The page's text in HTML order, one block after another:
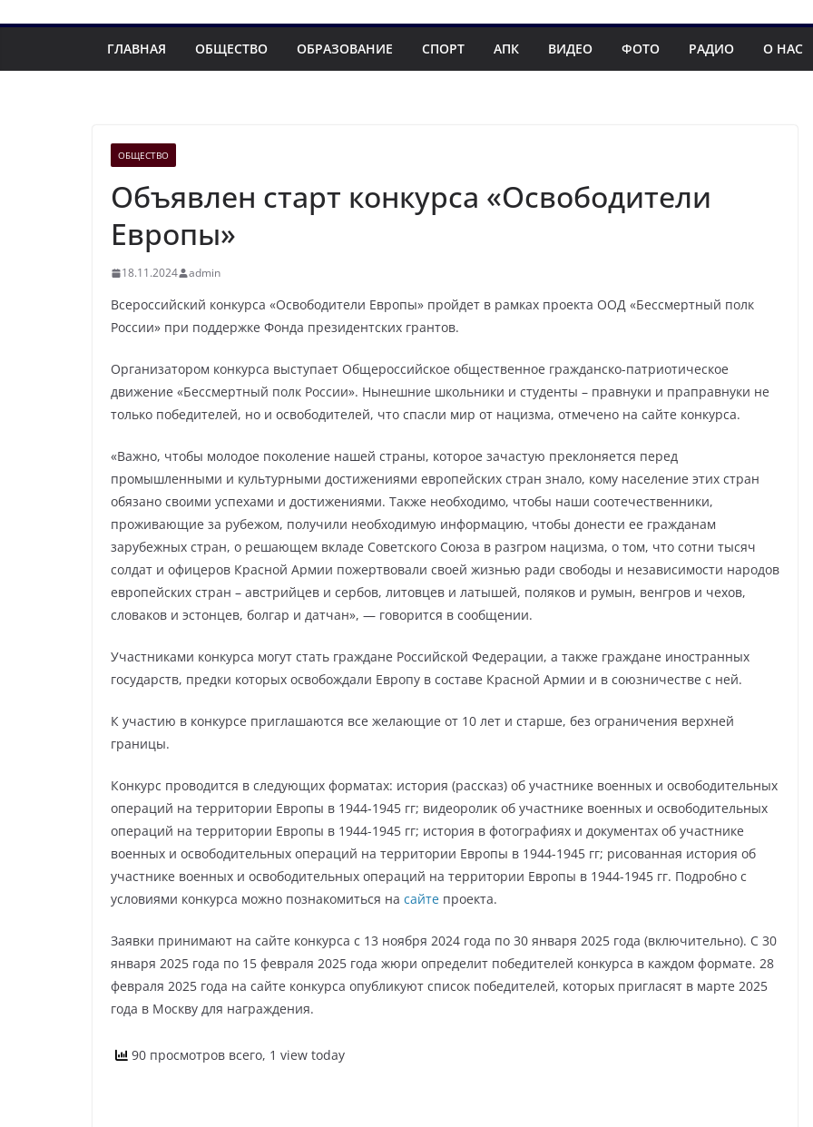
ГЛАВНАЯ ОБЩЕСТВО ОБРАЗОВАНИЕ СПОРТ АПК ВИДЕО ФОТО РАДИО О НАС
ОБЩЕСТВО
Объявлен старт конкурса «Освободители
Европы»
18.11.2024 admin
Всероссийский конкурса «Освободители Европы» пройдет в рамках проекта ООД «Бессмертный полк
России» при поддержке Фонда президентских грантов.
Организатором конкурса выступает Общероссийское общественное гражданско-патриотическое
движение «Бессмертный полк России». Нынешние школьники и студенты – правнуки и праправнуки не
только победителей, но и освободителей, что спасли мир от нацизма, отмечено на сайте конкурса.
«Важно, чтобы молодое поколение нашей страны, которое зачастую преклоняется перед
промышленными и культурными достижениями европейских стран знало, кому население этих стран
обязано своими успехами и достижениями. Также необходимо, чтобы наши соотечественники,
проживающие за рубежом, получили необходимую информацию, чтобы донести ее гражданам
зарубежных стран, о решающем вкладе Советского Союза в разгром нацизма, о том, что сотни тысяч
солдат и офицеров Красной Армии пожертвовали своей жизнью ради свободы и независимости народов
европейских стран – австрийцев и сербов, литовцев и латышей, поляков и румын, венгров и чехов,
словаков и эстонцев, болгар и датчан», — говорится в сообщении.
Участниками конкурса могут стать граждане Российской Федерации, а также граждане иностранных
государств, предки которых освобождали Европу в составе Красной Армии и в союзничестве с ней.
К участию в конкурсе приглашаются все желающие от 10 лет и старше, без ограничения верхней
границы.
Конкурс проводится в следующих форматах: история (рассказ) об участнике военных и освободительных
операций на территории Европы в 1944-1945 гг; видеоролик об участнике военных и освободительных
операций на территории Европы в 1944-1945 гг; история в фотографиях и документах об участнике
военных и освободительных операций на территории Европы в 1944-1945 гг; рисованная история об
участнике военных и освободительных операций на территории Европы в 1944-1945 гг. Подробно с
условиями конкурса можно познакомиться на сайте проекта.
Заявки принимают на сайте конкурса с 13 ноября 2024 года по 30 января 2025 года (включительно). С 30
января 2025 года по 15 февраля 2025 года жюри определит победителей конкурса в каждом формате. 28
февраля 2025 года на сайте конкурса опубликуют список победителей, которых пригласят в марте 2025
года в Москву для награждения.
90 просмотров всего, 1 view today